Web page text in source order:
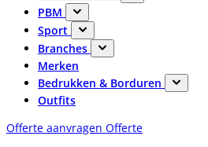
PBM
Sport
Branches
Merken
Bedrukken & Borduren
Outfits
Offerte aanvragen Offerte